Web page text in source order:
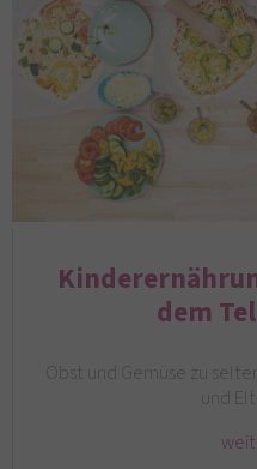
dem
Obst und Gemüse zu
und